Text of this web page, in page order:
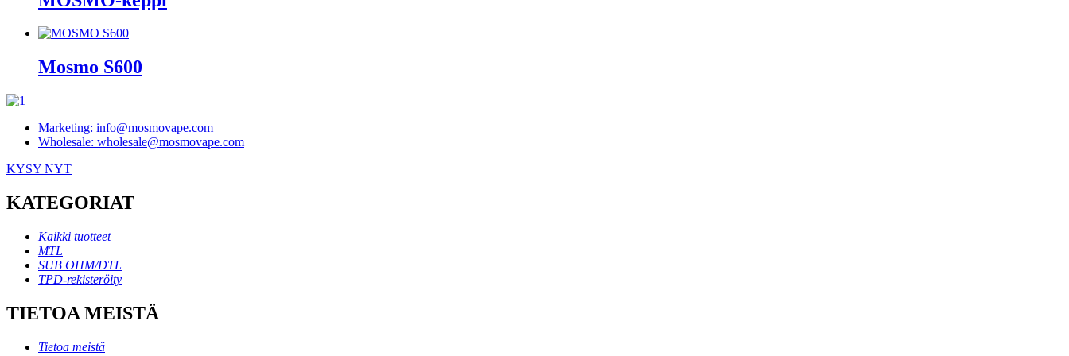
Mosmo S600
Marketing: info@mosmovape.com
Wholesale: wholesale@mosmovape.com
KYSY NYT
KATEGORIAT
Kaikki tuotteet
MTL
SUB OHM/DTL
TPD-rekisteröity
TIETOA MEISTÄ
Tietoa meistä